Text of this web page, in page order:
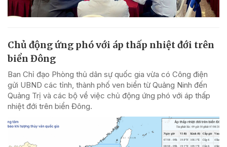
Chủ động ứng phó với áp thấp nhiệt đới trên
biển Đông
Ban Chỉ đạo Phòng thủ dân sự quốc gia vừa có Công điện
gửi UBND các tỉnh, thành phố ven biển từ Quảng Ninh đến
Quảng Trị và các bộ về việc chủ động ứng phó với áp thấp
nhiệt đới trên biển Đông.